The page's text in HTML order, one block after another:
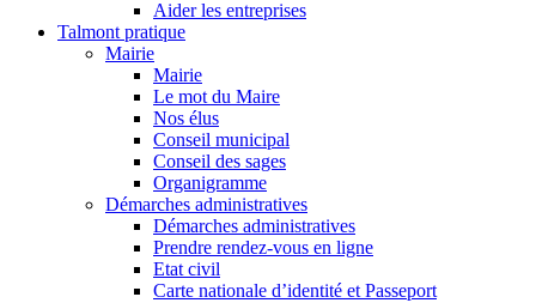
Aider les entreprises
Talmont pratique
Mairie
Mairie
Le mot du Maire
Nos élus
Conseil municipal
Conseil des sages
Organigramme
Démarches administratives
Démarches administratives
Prendre rendez-vous en ligne
Etat civil
Carte nationale d’identité et Passeport